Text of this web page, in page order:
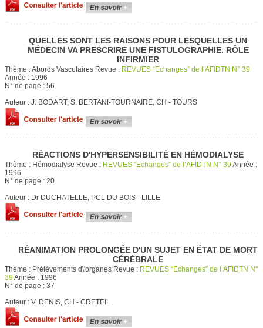
QUELLES SONT LES RAISONS POUR LESQUELLES UN
MÉDECIN VA PRESCRIRE UNE FISTULOGRAPHIE. RÔLE
INFIRMIER
Thème :Abords Vasculaires Revue : REVUES “Echanges” de l’AFIDTN N° 39
Année : 1996
N° de page : 56
Auteur : J. BODART, S. BERTANI-TOURNAIRE, CH - TOURS
RÉACTIONS D'HYPERSENSIBILITÉ EN HÉMODIALYSE
Thème : Hémodialyse Revue : REVUES “Echanges” de l’AFIDTN N° 39 Année :
1996
N° de page : 20
Auteur : Dr DUCHATELLE, PCL DU BOIS - LILLE
RÉANIMATION PROLONGÉE D'UN SUJET EN ÉTAT DE MORT
CÉRÉBRALE
Thème : Prélèvements d\'organes Revue : REVUES “Echanges” de l’AFIDTN N°
39 Année : 1996
N° de page : 37
Auteur : V. DENIS, CH - CRETEIL